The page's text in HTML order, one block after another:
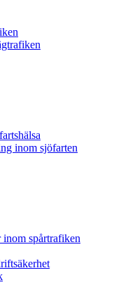
inom sjöfarten
spårtrafiken